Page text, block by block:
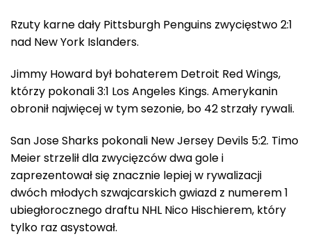
Rzuty karne dały Pittsburgh Penguins zwycięstwo 2:1
nad New York Islanders.
Jimmy Howard był bohaterem Detroit Red Wings,
którzy pokonali 3:1 Los Angeles Kings. Amerykanin
obronił najwięcej w tym sezonie, bo 42 strzały rywali.
San Jose Sharks pokonali New Jersey Devils 5:2. Timo
Meier strzelił dla zwycięzców dwa gole i
zaprezentował się znacznie lepiej w rywalizacji
dwóch młodych szwajcarskich gwiazd z numerem 1
ubiegłorocznego draftu NHL Nico Hischierem, który
tylko raz asystował.